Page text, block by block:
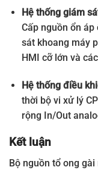
6EP3333-6SB00-
6EP3333-6SC00-
6ED1052-1FB08-
Hệ thống giám
Cấp nguồn ổn
sát khoang máy
HMI cỡ lớn và
Hệ thống điều
thời bộ vi xử lý
rộng In/Out
Kết luận
Bộ nguồn tổ ong